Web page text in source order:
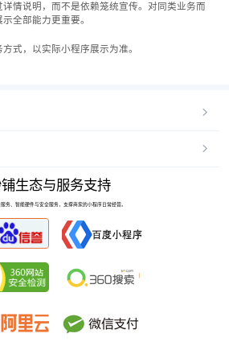
情说明，而不是依赖笼统宣传。对同类业务而
全部能力更重要。
式，以实际小程序展示为准。
生态与服务支持
务、智能硬件与安全服务，支撑商家的小程序日常经营。